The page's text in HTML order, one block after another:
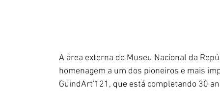
A área externa do Museu Nacional da
homenagem a um dos pioneiros e mais
GuindArt'121, que está completando 30